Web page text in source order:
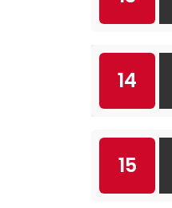
14
15